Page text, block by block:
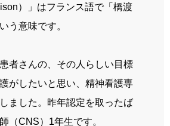
ージ
）」はフランス語で「橋渡
う意味です。
者さんの、その人らしい目標
がしたいと思い、精神看護専
ました。昨年認定を取ったば
（CNS） 1年生です。